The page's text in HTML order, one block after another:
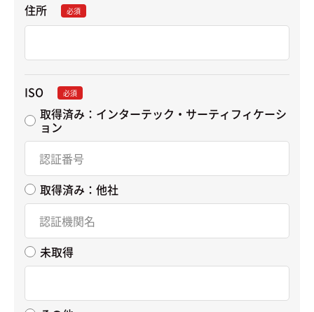
住所 必須
ISO 必須
取得済み：インターテック・サーティフィケーシ
ョン
取得済み：他社
未取得